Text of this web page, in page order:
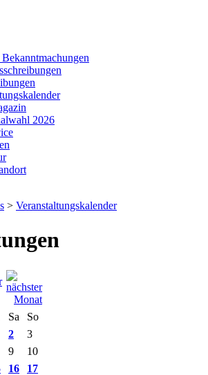
2026
> Veranstaltungskalender
Sa
So
2
3
9
10
16
17